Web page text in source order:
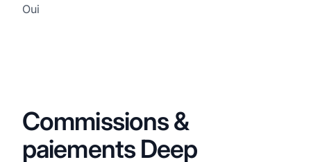
Oui
Commissions &
paiements Deep